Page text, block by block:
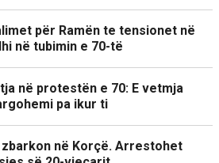
për Ramën te tensionet në
në tubimin e 70-të
në protestën e 70: E vetmja
pa ikur ti
zbarkon në Korçë. Arrestohet